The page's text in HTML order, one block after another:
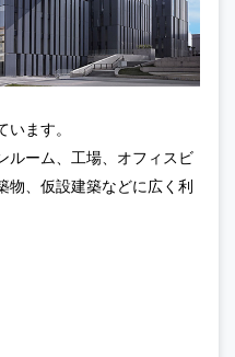
います。
ルーム、工場、オフィスビ
物、仮設建築などに広く利